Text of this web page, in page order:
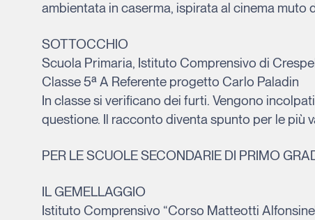
ambientata in caserma, ispirata al cinema muto
SOTTOCCHIO
Scuola Primaria, Istituto Comprensivo di
Classe 5ª A Referente progetto Carlo Paladin
In classe si verificano dei furti. Vengono
questione. Il racconto diventa spunto per le più
PER LE SCUOLE SECONDARIE DI PRIMO
IL GEMELLAGGIO
Istituto Comprensivo “Corso Matteotti